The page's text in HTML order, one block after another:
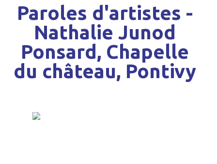
Paroles d'artistes -
Nathalie Junod
Ponsard, Chapelle
du château, Pontivy